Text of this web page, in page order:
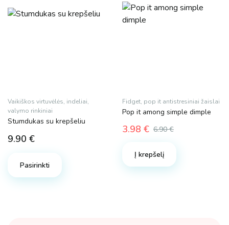
Vaikiškos virtuvėlės, indeliai,
valymo rinkiniai
Stumdukas su krepšeliu
9.90 €
Pasirinkti
Fidget, pop it antistresiniai žaislai
Pop it among simple dimple
6.90€
price
was:
6.90 €.
3.98 €
price
3.98 €.
Į krepšelį